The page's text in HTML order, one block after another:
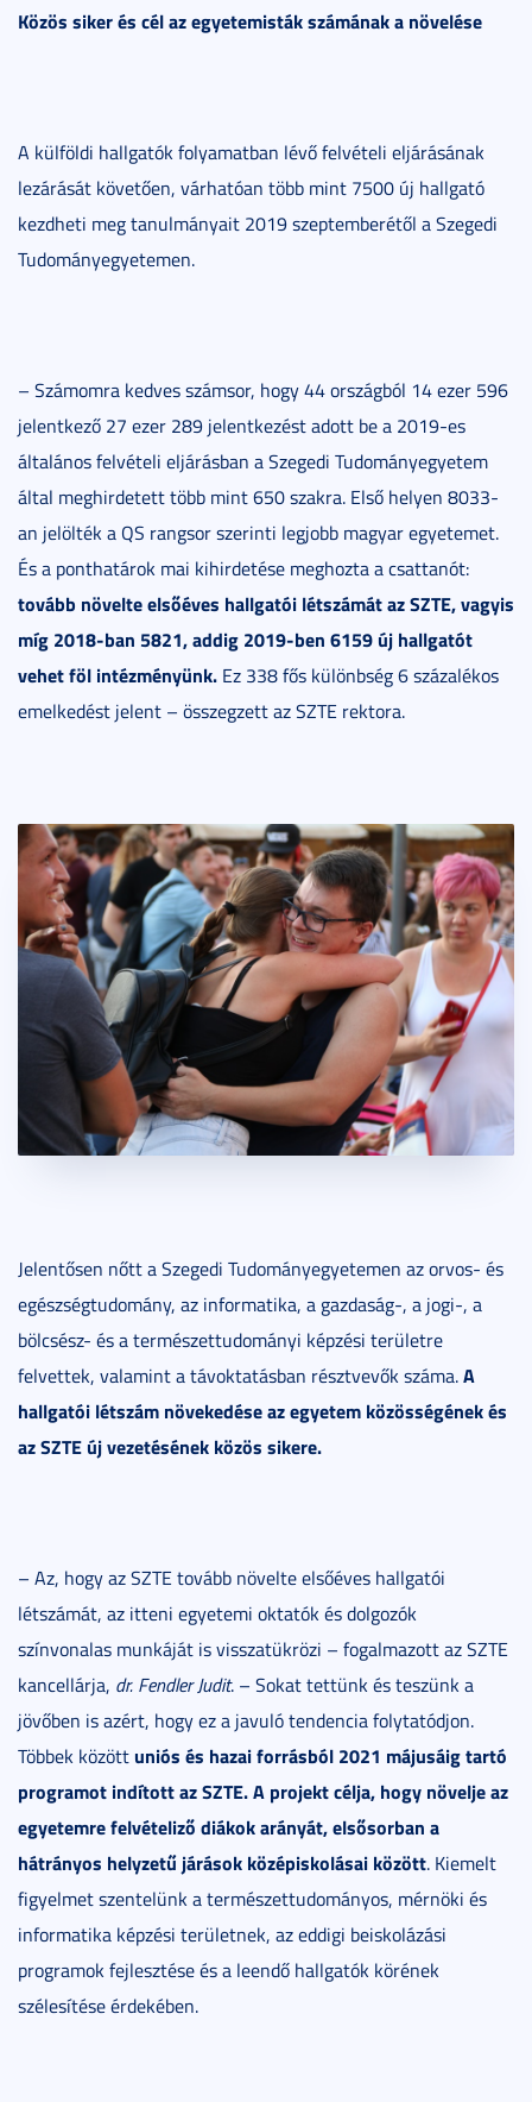
Közös siker és cél az egyetemisták számának a növelése
A külföldi hallgatók folyamatban lévő felvételi eljárásának
lezárását követően, várhatóan több mint 7500 új hallgató
kezdheti meg tanulmányait 2019 szeptemberétől a Szegedi
Tudományegyetemen.
– Számomra kedves számsor, hogy 44 országból 14 ezer 596
jelentkező 27 ezer 289 jelentkezést adott be a 2019-es
általános felvételi eljárásban a Szegedi Tudományegyetem
által meghirdetett több mint 650 szakra. Első helyen 8033-
an jelölték a QS rangsor szerinti legjobb magyar egyetemet.
És a ponthatárok mai kihirdetése meghozta a csattanót:
tovább növelte elsőéves hallgatói létszámát az SZTE, vagyis
míg 2018-ban 5821, addig 2019-ben 6159 új hallgatót
vehet föl intézményünk. Ez 338 fős különbség 6 százalékos
emelkedést jelent – összegzett az SZTE rektora.
Jelentősen nőtt a Szegedi Tudományegyetemen az orvos- és
egészségtudomány, az informatika, a gazdaság-, a jogi-, a
bölcsész- és a természettudományi képzési területre
felvettek, valamint a távoktatásban résztvevők száma.A
hallgatói létszám növekedése az egyetem közösségének és
az SZTE új vezetésének közös sikere.
– Az, hogy az SZTE tovább növelte elsőéves hallgatói
létszámát, az itteni egyetemi oktatók és dolgozók
színvonalas munkáját is visszatükrözi – fogalmazott az SZTE
kancellárja, dr. Fendler Judit. – Sokat tettünk és teszünk a
jövőben is azért, hogy ez a javuló tendencia folytatódjon.
Többek közöttuniós és hazai forrásból 2021 májusáig tartó
programot indított az SZTE. A projekt célja, hogy növelje az
egyetemre felvételiző diákok arányát, elsősorban a
hátrányos helyzetű járások középiskolásai között. Kiemelt
figyelmet szentelünk a természettudományos, mérnöki és
informatika képzési területnek, az eddigi beiskolázási
programok fejlesztése és a leendő hallgatók körének
szélesítése érdekében.